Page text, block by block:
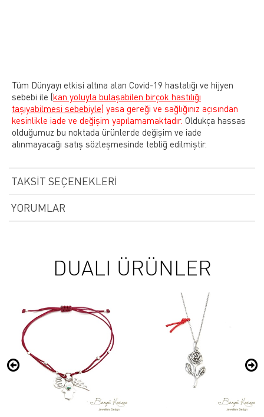
Tüm Dünyayı etkisi altına alan Covid-19 hastalığı ve hijyen
sebebi ile (kan yoluyla bulaşabilen birçok hastılığı
taşıyabilmesi sebebiyle) yasa gereği ve sağlığınız açısından
kesinlikle iade ve değişim yapılamamaktadır. Oldukça hassas
olduğumuz bu noktada ürünlerde değişim ve iade
alınmayacağı satış sözleşmesinde tebliğ edilmiştir.
TAKSIT SEÇENEKLERI
YORUMLAR
DUALI ÜRÜNLER